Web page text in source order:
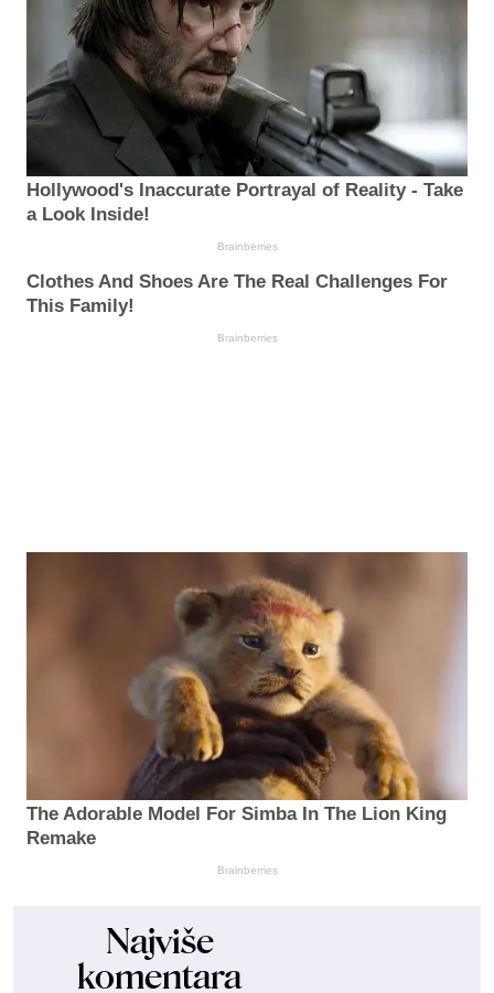
Hollywood's Inaccurate Portrayal of Reality - Take
a Look Inside!
Brainberries
Clothes And Shoes Are The Real Challenges For
This Family!
Brainberries
The Adorable Model For Simba In The Lion King
Remake
Brainberries
Najviše
komentara